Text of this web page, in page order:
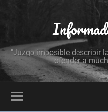
"Juzgo imposible describir
ofender a